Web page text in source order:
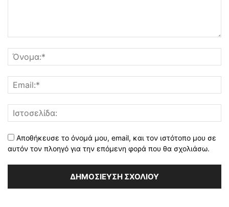
Αποθήκευσε το όνομά μου, email, και τον ιστότοπο μου σε
αυτόν τον πλοηγό για την επόμενη φορά που θα σχολιάσω.